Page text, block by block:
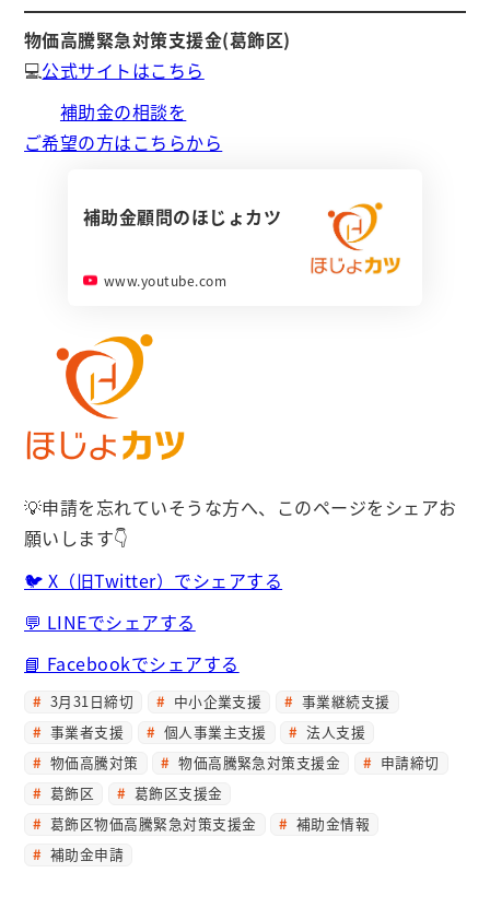
物価高騰緊急対策支援金(葛飾区)
💻公式サイトはこちら
補助金の相談を
ご希望の方はこちらから
補助金顧問のほじょカツ
www.youtube.com
💡申請を忘れていそうな方へ、このページをシェアお
願いします👇
🐦 X（旧Twitter）でシェアする
💬 LINEでシェアする
📘 Facebookでシェアする
3月31日締切 中小企業支援
事業継続支援
事業者支援
個人事業主支援
法人支援
物価高騰対策
物価高騰緊急対策支援金
申請締切
葛飾区
葛飾区支援金
葛飾区物価高騰緊急対策支援金
補助金情報
補助金申請